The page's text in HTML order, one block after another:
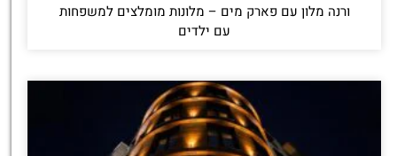
ורנה מלון עם פארק מים – מלונות מומלצים למשפחות
עם ילדים